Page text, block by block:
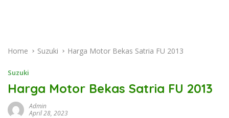
Home Suzuki Harga Motor Bekas Satria FU 2013
Suzuki
Harga Motor Bekas Satria FU 2013
Admin
April 28, 2023